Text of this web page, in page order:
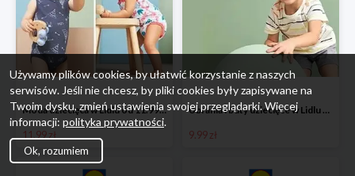
Moda dziecięca w Lidlu od 11.99 zł
11.99 zł
Ubrania i buty dziecięce w Lidlu Online od 9,99 zł
9.99 zł
Używamy plików cookies, by ułatwić korzystanie z naszych
serwisów. Jeśli nie chcesz, by pliki cookies były zapisywane na
Twoim dysku, zmień ustawienia swojej przeglądarki. Więcej
informacji: polityka prywatności.
Ok, rozumiem